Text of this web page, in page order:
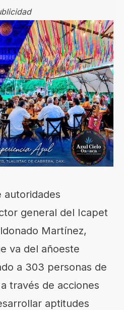
autoridades
general del Icapet
Martínez,
va del añoeste
a 303 personas de
través de acciones
aptitudes